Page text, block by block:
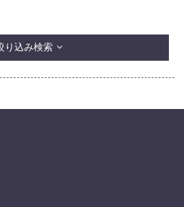
り込み検索